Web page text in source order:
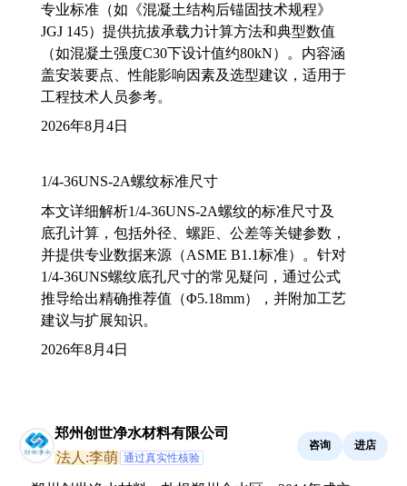
专业标准（如《混凝土结构后锚固技术规程》
JGJ 145）提供抗拔承载力计算方法和典型数值
（如混凝土强度C30下设计值约80kN）。内容涵
盖安装要点、性能影响因素及选型建议，适用于
工程技术人员参考。
2026年8月4日
1/4-36UNS-2A螺纹标准尺寸
本文详细解析1/4-36UNS-2A螺纹的标准尺寸及
底孔计算，包括外径、螺距、公差等关键参数，
并提供专业数据来源（ASME B1.1标准）。针对
1/4-36UNS螺纹底孔尺寸的常见疑问，通过公式
推导给出精确推荐值（Φ5.18mm），并附加工艺
建议与扩展知识。
2026年8月4日
郑州创世净水材料有限公司
法人:李萌 通过真实性核验
咨询 进店